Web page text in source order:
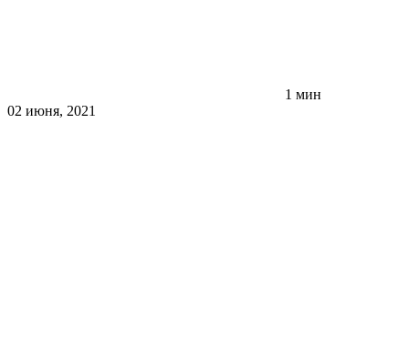
1 мин
02 июня, 2021